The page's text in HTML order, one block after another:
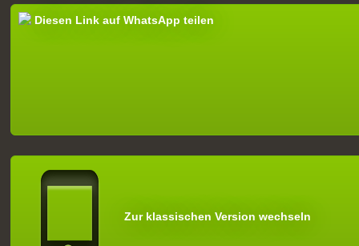
Diesen Link auf WhatsApp teilen
Zur klassischen Version wechseln